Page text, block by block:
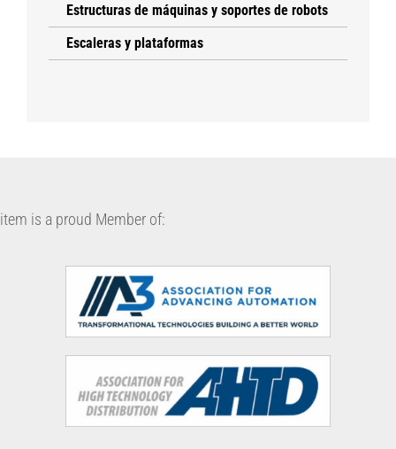
Estructuras de máquinas y soportes de robots
Escaleras y plataformas
item is a proud Member of: